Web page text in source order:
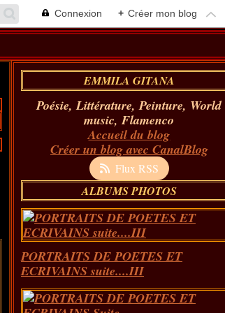
Connexion + Créer mon blog
EMMILA GITANA
Poésie, Littérature, Peinture, World
music, Flamenco
Accueil du blog
Créer un blog avec CanalBlog
Flux RSS
ALBUMS PHOTOS
PORTRAITS DE POETES ET
ECRIVAINS suite....III